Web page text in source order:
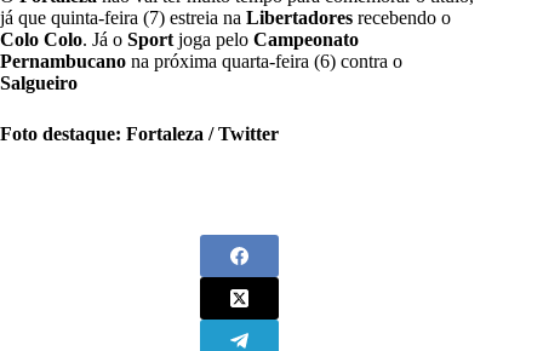
já que quinta-feira (7) estreia na Libertadores recebendo o
Colo Colo. Já o Sport joga pelo Campeonato
Pernambucano na próxima quarta-feira (6) contra o
Salgueiro
Foto destaque: Fortaleza / Twitter